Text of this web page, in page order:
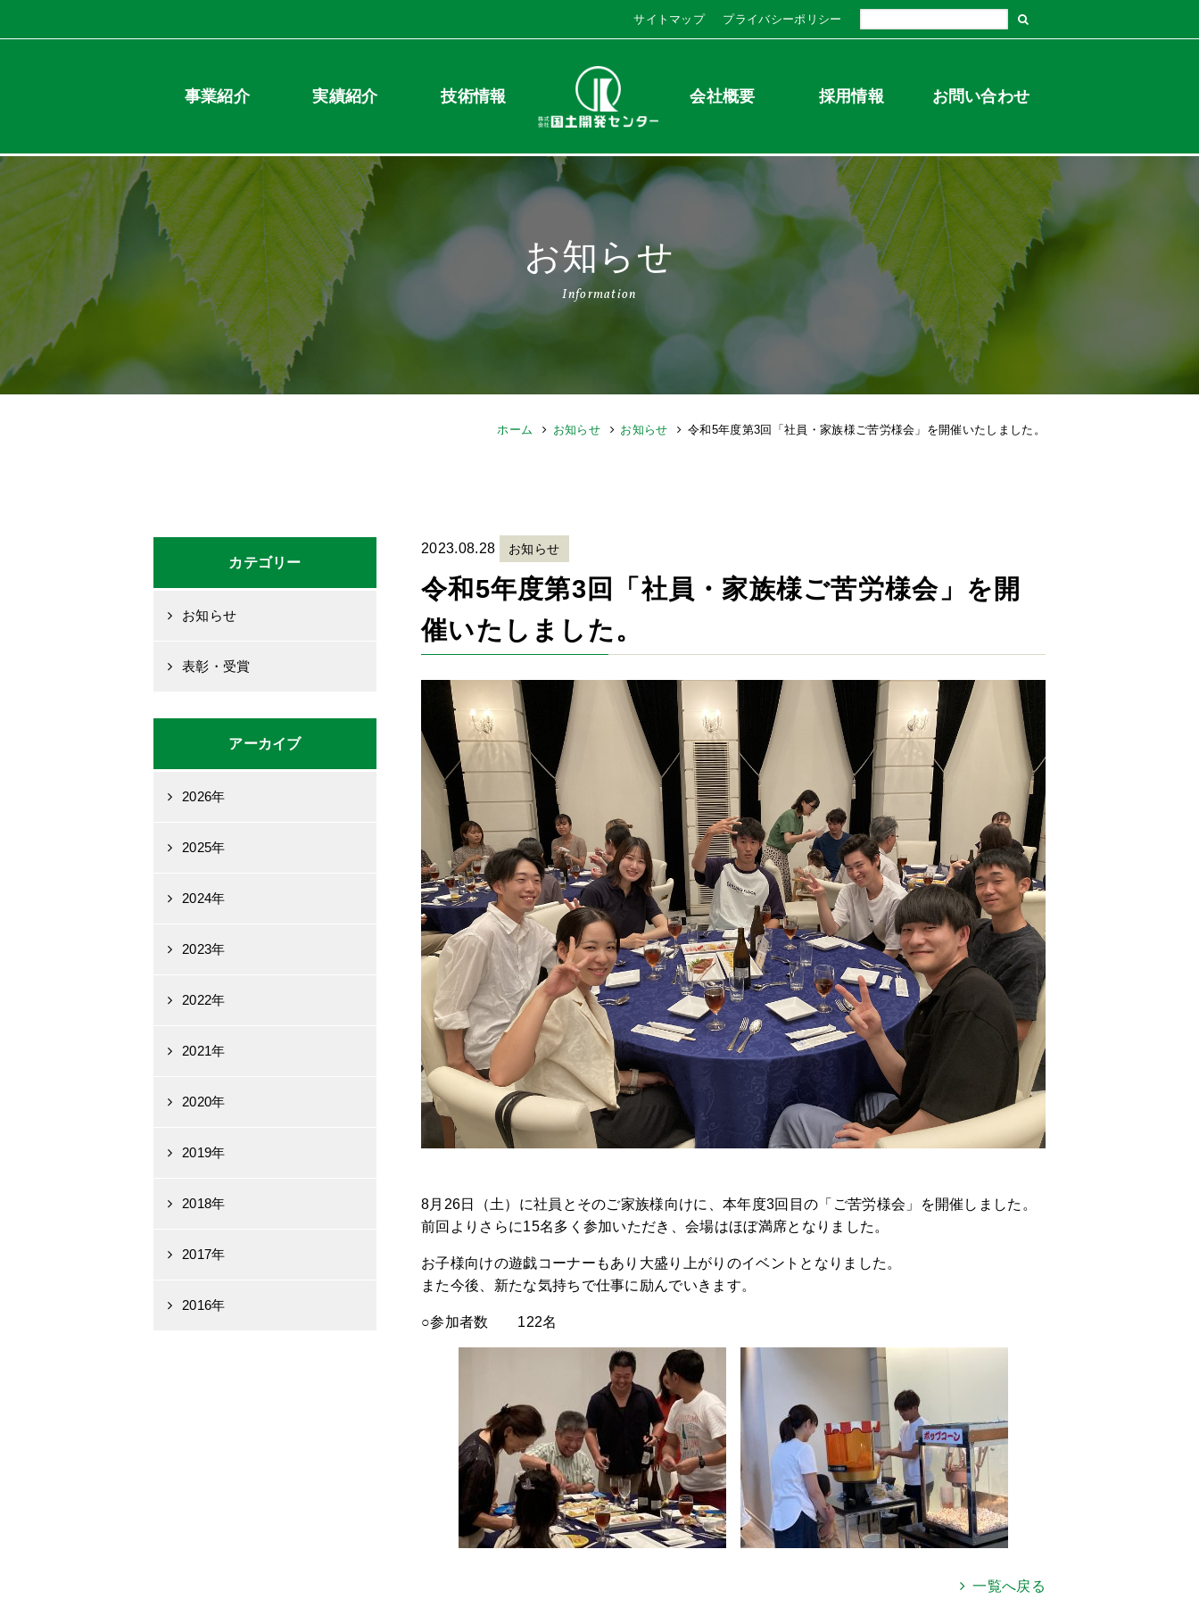
サイトマップ プライバシーポリシー
事業紹介 実績紹介 技術情報 会社概要 採用情報 お問い合わせ
お知らせ
Information
ホーム お知らせ お知らせ 令和5年度第3回「社員・家族様ご苦労様会」を開催いたしました。
カテゴリー
お知らせ
表彰・受賞
アーカイブ
2026年
2025年
2024年
2023年
2022年
2021年
2020年
2019年
2018年
2017年
2016年
2023.08.28 お知らせ
令和5年度第3回「社員・家族様ご苦労様会」を開
催いたしました。
8月26日（土）に社員とそのご家族様向けに、本年度3回目の「ご苦労様会」を開催しました。
前回よりさらに15名多く参加いただき、会場はほぼ満席となりました。
お子様向けの遊戯コーナーもあり大盛り上がりのイベントとなりました。
また今後、新たな気持ちで仕事に励んでいきます。
○参加者数 122名
一覧へ戻る